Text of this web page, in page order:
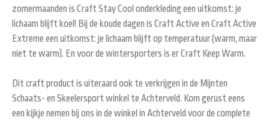
zomermaanden is Craft Stay Cool onderkleding een uitkomst: je
lichaam blijft koel! Bij de koude dagen is Craft Active en Craft Active
Extreme een uitkomst: je lichaam blijft op temperatuur (warm, maar
niet te warm). En voor de wintersporters is er Craft Keep Warm.
Dit craft product is uiteraard ook te verkrijgen in de Mijnten
Schaats- en Skeelersport winkel te Achterveld. Kom gerust eens
een kijkje nemen bij ons in de winkel in Achterveld voor de complete